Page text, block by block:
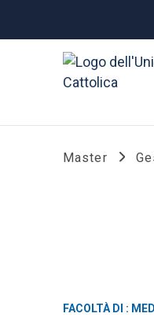
Master
FACOLTÀ DI :